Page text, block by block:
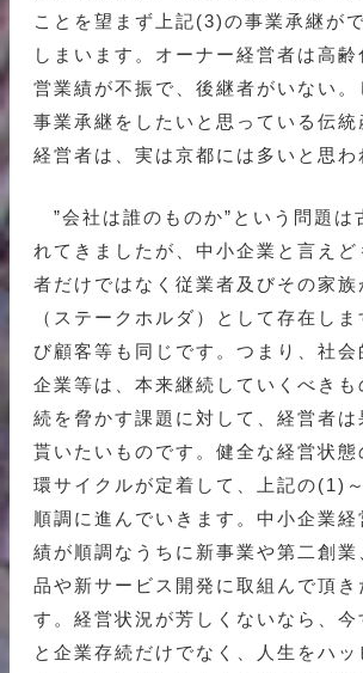
ことを望まず上記(3)の事業承継が
しまいます。オーナー経営者は高
営業績が不振で、後継者がいない。
事業承継をしたいと思っている伝統
経営者は、実は京都には多いと思わ
”会社は誰のものか”という問題は
れてきましたが、中小企業と言え
者だけではなく従業者及びその家族
（ステークホルダ）として存在し
び顧客等も同じです。つまり、社会
企業等は、本来継続していくべきも
続を脅かす課題に対して、経営者は
貰いたいものです。健全な経営状態
環サイクルが定着して、上記の(1)
順調に進んでいきます。中小企業経
績が順調なうちに新事業や第二創業
品や新サービス開発に取組んで頂き
す。経営状況が芳しくないなら、今
と企業存続だけでなく、人生をハッ